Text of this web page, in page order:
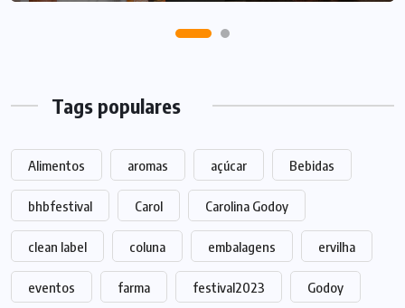
Tags populares
Alimentos aromas açúcar Bebidas
bhbfestival Carol Carolina Godoy
clean label coluna embalagens ervilha
eventos farma festival2023 Godoy